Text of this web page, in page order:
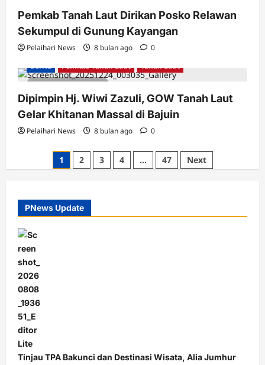
Pemkab Tanah Laut Dirikan Posko Relawan
Sekumpul di Gunung Kayangan
Pelaihari News 8 bulan ago 0
Berita Pemkab Tanah Laut Tanah Laut
Dipimpin Hj. Wiwi Zazuli, GOW Tanah Laut
Gelar Khitanan Massal di Bajuin
Pelaihari News 8 bulan ago 0
Paginasi
1 2 3 4 … 47 Next
PNews Update
Tinjau TPA Bakunci dan Destinasi Wisata, Alia Jumhur